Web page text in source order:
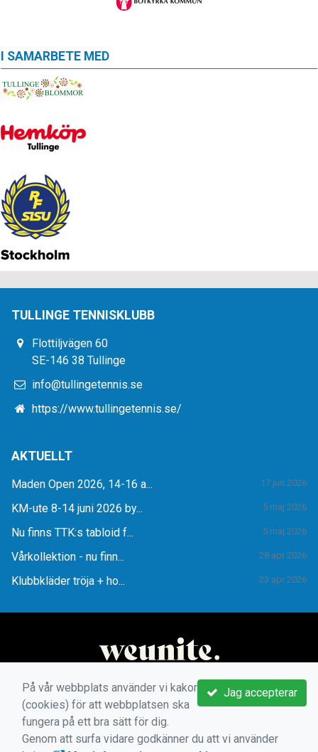
I SAMARBETE MED
TULLINGE TENNISKLUBB
Flottiljvägen 60
SE-146 38 Tullinge
info@tullingetennis.se
https://www.tullingetennis.se/
AKTUELLT
Maden Open 2026, 14-16 a... 17 jun 2026
KM-ute 8-14 juni 2026 by... 5 maj 2026
Nu finns TTK:s tabloid f... 5 maj 2026
Vårkollektion - nu finn... 28 apr 2026
Klubbkläder tröja + ho... 23 apr 2026
Jag accepterar
På vår webbplats använder vi kakor
(cookies) för att webbplatsen ska
fungera på ett bra sätt för dig.
Genom att surfa vidare godkänner du att vi använder